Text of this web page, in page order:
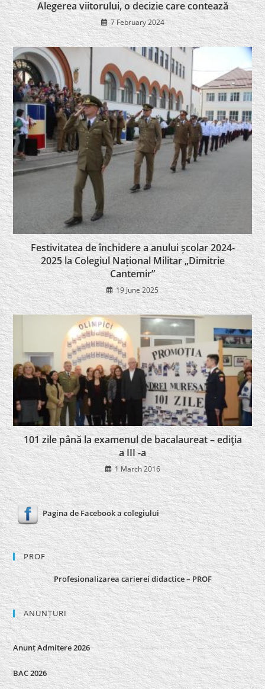
Alegerea viitorului, o decizie care contează
7 February 2024
Festivitatea de închidere a anului școlar 2024-
2025 la Colegiul Național Militar „Dimitrie
Cantemir”
19 June 2025
101 zile până la examenul de bacalaureat – ediţia
a III -a
1 March 2016
Pagina de Facebook a colegiului
PROF
Profesionalizarea carierei didactice – PROF
ANUNȚURI
Anunț Admitere 2026
BAC 2026